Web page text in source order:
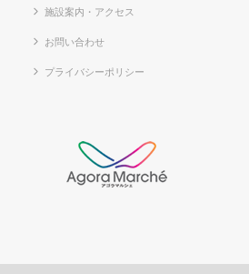
施設案内・アクセス
お問い合わせ
プライバシーポリシー